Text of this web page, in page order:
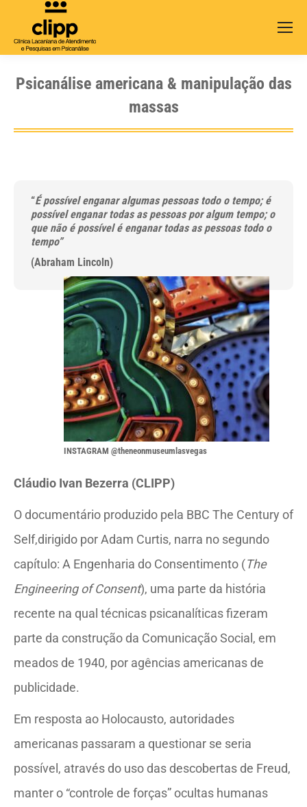
Psicanálise americana & manipulação das
massas
“É possível enganar algumas pessoas todo o tempo; é
possível enganar todas as pessoas por algum tempo; o
que não é possível é enganar todas as pessoas todo o
tempo”
(Abraham Lincoln)
INSTAGRAM @theneonmuseumlasvegas
Cláudio Ivan Bezerra (CLIPP)
O documentário produzido pela BBC The Century of
Self,dirigido por Adam Curtis, narra no segundo
capítulo: A Engenharia do Consentimento (The
Engineering of Consent), uma parte da história
recente na qual técnicas psicanalíticas fizeram
parte da construção da Comunicação Social, em
meados de 1940, por agências americanas de
publicidade.
Em resposta ao Holocausto, autoridades
americanas passaram a questionar se seria
possível, através do uso das descobertas de Freud,
manter o “controle de forças” ocultas humanas